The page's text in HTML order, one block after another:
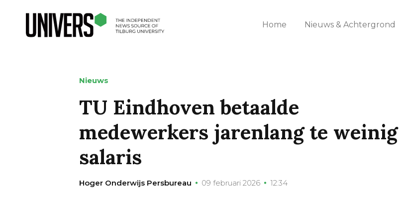
Home Nieuws & Achtergrond
Nieuws
TU Eindhoven betaalde
medewerkers jarenlang te weinig
salaris
Hoger Onderwijs Persbureau 09 februari 2026 12:34